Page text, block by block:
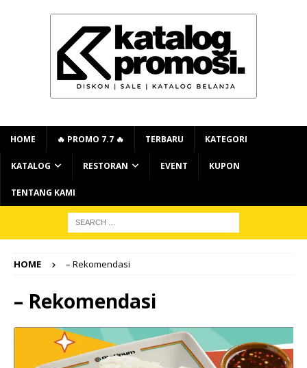
HOME 🔥 PROMO 7.7 🔥 TERBARU KATEGORI
KATALOG RESTORAN EVENT KUPON
TENTANG KAMI
HOME – Rekomendasi
– Rekomendasi